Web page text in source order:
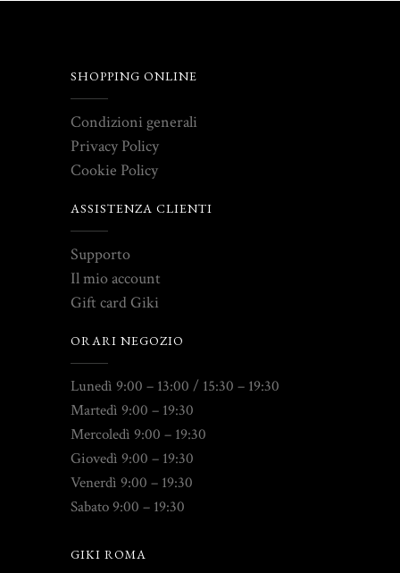
SHOPPING ONLINE
Condizioni generali
Privacy Policy
Cookie Policy
ASSISTENZA CLIENTI
Supporto
Il mio account
Gift card Giki
ORARI NEGOZIO
Lunedì 9:00 – 13:00 / 15:30 – 19:30
Martedì 9:00 – 19:30
Mercoledì 9:00 – 19:30
Giovedì 9:00 – 19:30
Venerdì 9:00 – 19:30
Sabato 9:00 – 19:30
GIKI ROMA